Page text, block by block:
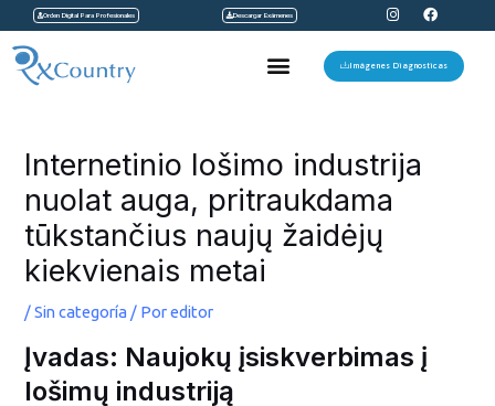
contenido
Orden Digital Para Profesionales Descargar Exámenes
I
n
s
t
a
F
a
c
e
b
Menu Imágenes Diagnosticas
Internetinio lošimo industrija
nuolat auga, pritraukdama
tūkstančius naujų žaidėjų
kiekvienais metai
/Sin categoría / Poreditor
Įvadas: Naujokų įsiskverbimas į
lošimų industriją
entradas